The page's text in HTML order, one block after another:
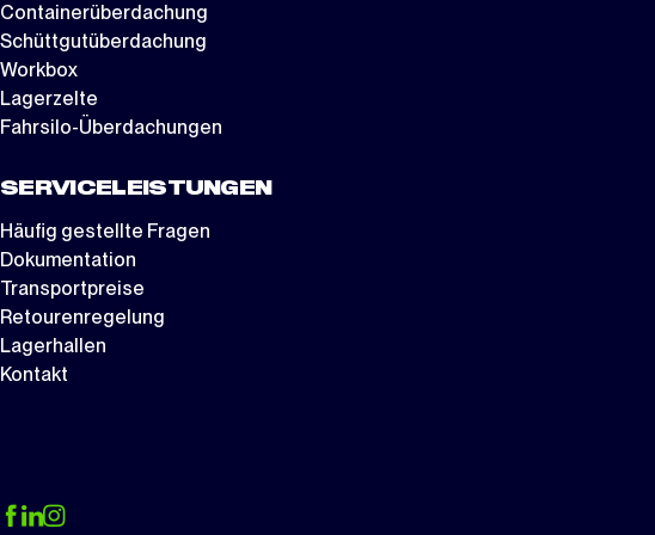
Containerüberdachung
Schüttgutüberdachung
Workbox
Lagerzelte
Fahrsilo-Überdachungen
SERVICELEISTUNGEN
Häufig gestellte Fragen
Dokumentation
Transportpreise
Retourenregelung
Lagerhallen
Kontakt